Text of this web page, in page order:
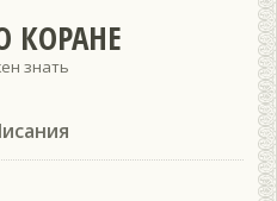
КОРАНЕ
знать